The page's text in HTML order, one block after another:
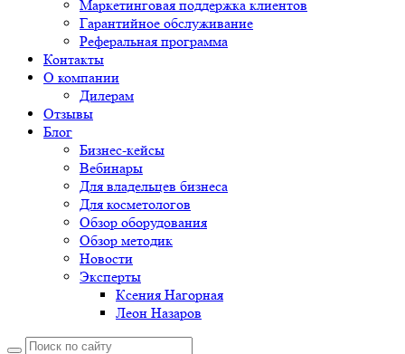
Маркетинговая поддержка клиентов
Гарантийное обслуживание
Реферальная программа
Контакты
О компании
Дилерам
Отзывы
Блог
Бизнес-кейсы
Вебинары
Для владельцев бизнеса
Для косметологов
Обзор оборудования
Обзор методик
Новости
Эксперты
Ксения Нагорная
Леон Назаров